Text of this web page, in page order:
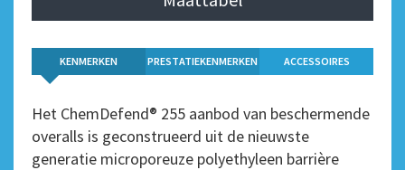
KENMERKEN PRESTATIEKENMERKEN ACCESSOIRES
Het ChemDefend® 255 aanbod van beschermende
overalls is geconstrueerd uit de nieuwste
generatie microporeuze polyethyleen barrière